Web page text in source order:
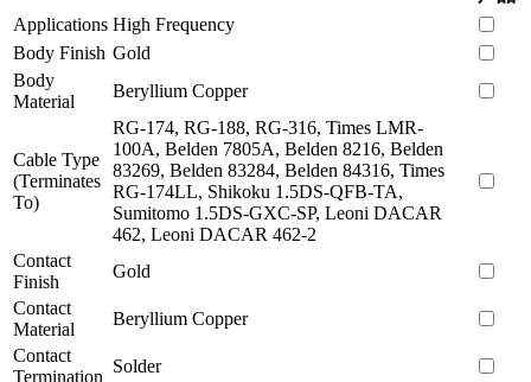
Applications High Frequency
Body Finish Gold
Body
Material
Beryllium Copper
Cable Type
(Terminates
To)
RG-174, RG-188, RG-316, Times LMR-
100A, Belden 7805A, Belden 8216, Belden
83269, Belden 83284, Belden 84316, Times
RG-174LL, Shikoku 1.5DS-QFB-TA,
Sumitomo 1.5DS-GXC-SP, Leoni DACAR
462, Leoni DACAR 462-2
Contact
Finish
Gold
Contact
Material
Beryllium Copper
Contact
Termination
Solder